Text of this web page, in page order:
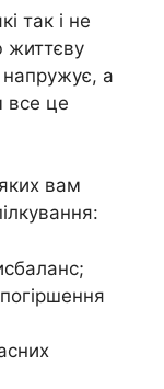
так і не
життєву
напружує, а
все це
вам